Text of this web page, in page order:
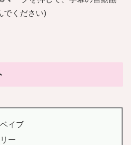
でください)
イブ
ー